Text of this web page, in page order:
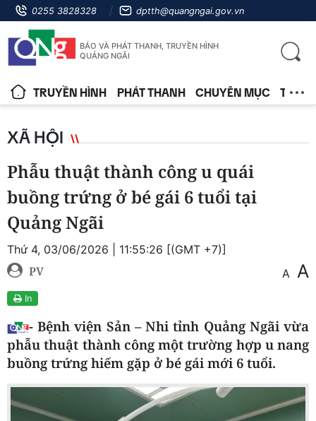
0255 3828328 dptth@quangngai.gov.vn
BÁO VÀ PHÁT THANH, TRUYỀN HÌNH
QUẢNG NGÃI
TRUYỀN HÌNH PHÁT THANH CHUYÊN MỤC TIN
XÃ HỘI
Phẫu thuật thành công u quái
buồng trứng ở bé gái 6 tuổi tại
Quảng Ngãi
Thứ 4, 03/06/2026 | 11:55:26 [(GMT +7)]
PV A A
In
- Bệnh viện Sản – Nhi tỉnh Quảng Ngãi vừa
phẫu thuật thành công một trường hợp u nang
buồng trứng hiếm gặp ở bé gái mới 6 tuổi.